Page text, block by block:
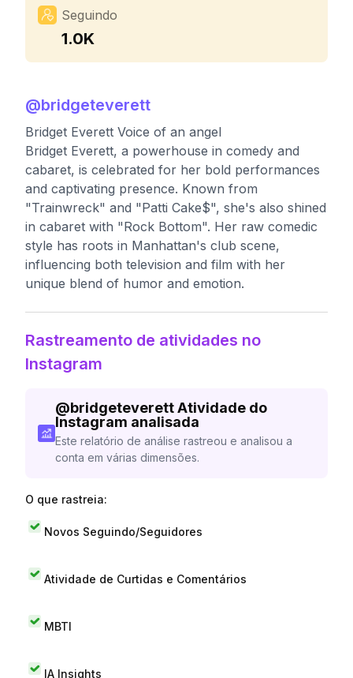
Seguindo
1.0K
@bridgeteverett
Bridget Everett Voice of an angel
Bridget Everett, a powerhouse in comedy and
cabaret, is celebrated for her bold performances
and captivating presence. Known from
"Trainwreck" and "Patti Cake$", she's also shined
in cabaret with "Rock Bottom". Her raw comedic
style has roots in Manhattan's club scene,
influencing both television and film with her
unique blend of humor and emotion.
Rastreamento de atividades no
Instagram
@bridgeteverett Atividade do
Instagram analisada
Este relatório de análise rastreou e analisou a
conta em várias dimensões.
O que rastreia:
Novos Seguindo/Seguidores
Atividade de Curtidas e Comentários
MBTI
IA Insights